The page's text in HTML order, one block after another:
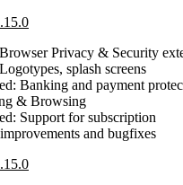
Privacy & Security
splash screens
Banking and payment
& Browsing
Support for subscription
and bugfixes